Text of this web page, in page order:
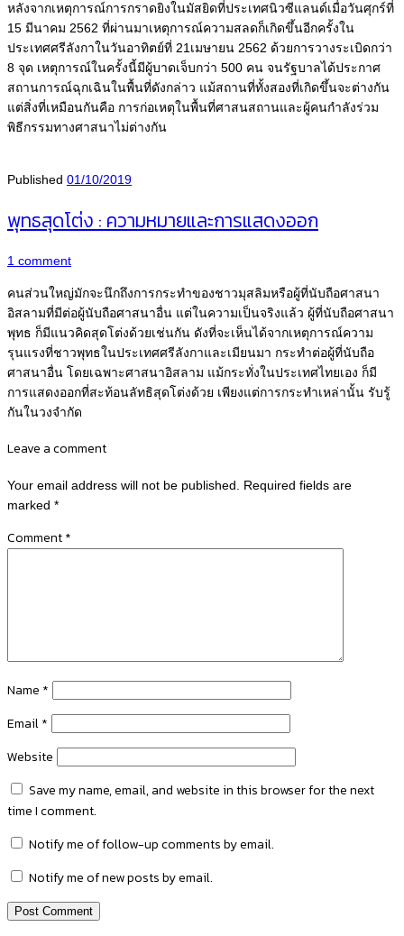
หลังจากเหตุการณ์การกราดยิงในมัสยิดที่ประเทศนิวซีแลนด์เมื่อวันศุกร์ที่
15 มีนาคม 2562 ที่ผ่านมาเหตุการณ์ความสลดก็เกิดขึ้นอีกครั้งใน
ประเทศศรีลังกาในวันอาทิตย์ที่ 21เมษายน 2562 ด้วยการวางระเบิดกว่า
8 จุด เหตุการณ์ในครั้งนี้มีผู้บาดเจ็บกว่า 500 คน จนรัฐบาลได้ประกาศ
สถานการณ์ฉุกเฉินในพื้นที่ดังกล่าว แม้สถานที่ทั้งสองที่เกิดขึ้นจะต่างกัน
แต่สิ่งที่เหมือนกันคือ การก่อเหตุในพื้นที่ศาสนสถานและผู้คนกำลังร่วม
พิธีกรรมทางศาสนาไม่ต่างกัน
Published 01/10/2019
พุทธสุดโต่ง : ความหมายและการแสดงออก
1 comment
คนส่วนใหญ่มักจะนึกถึงการกระทำของชาวมุสลิมหรือผู้ที่นับถือศาสนา
อิสลามที่มีต่อผู้นับถือศาสนาอื่น แต่ในความเป็นจริงแล้ว ผู้ที่นับถือศาสนา
พุทธ ก็มีแนวคิดสุดโต่งด้วยเช่นกัน ดังที่จะเห็นได้จากเหตุการณ์ความ
รุนแรงที่ชาวพุทธในประเทศศรีลังกาและเมียนมา กระทำต่อผู้ที่นับถือ
ศาสนาอื่น โดยเฉพาะศาสนาอิสลาม แม้กระทั่งในประเทศไทยเอง ก็มี
การแสดงออกที่สะท้อนลัทธิสุดโต่งด้วย เพียงแต่การกระทำเหล่านั้น รับรู้
กันในวงจำกัด
Leave a comment
Your email address will not be published.
Required fields are
marked *
Comment*
Name *
Email*
Website
Save my name, email, and website in this browser for the next
time I comment.
Notify me of follow-up comments by email.
Notify me of new posts by email.